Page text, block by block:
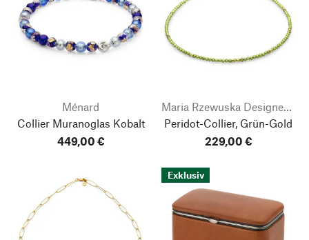
Ménard
Collier Muranoglas Kobalt
449,00 €
Maria Rzewuska Designerschmuck
Peridot-Collier, Grün-Gold
229,00 €
Exklusiv